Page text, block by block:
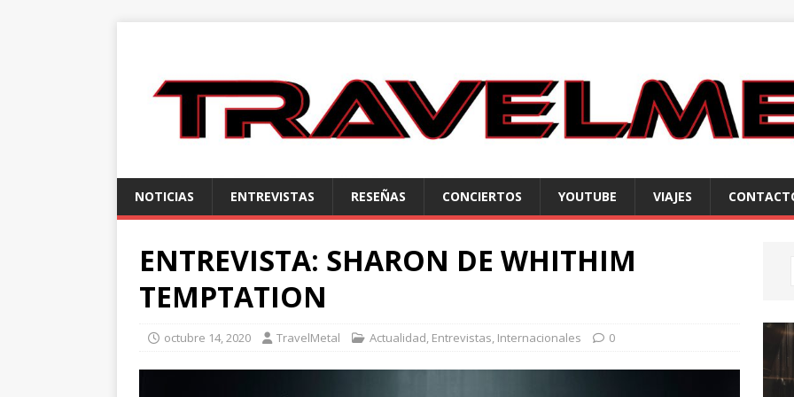
NOTICIAS ENTREVISTAS RESEÑAS CONCIERTOS YOUTUBE VIAJES
ENTREVISTA: SHARON DE WHITHIM
TEMPTATION
octubre 14, 2020 TravelMetal Actualidad, Entrevistas, Internacionales 0